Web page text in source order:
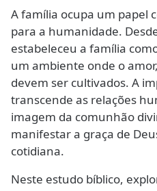
A família ocupa um papel
para a humanidade.
estabeleceu a família
um ambiente onde o
devem ser cultivados. A
transcende as relações
imagem da comunhão
manifestar a graça de
cotidiana.
Neste estudo bíblico,